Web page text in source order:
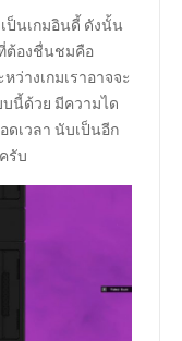
ป็นเกมอินดี้ ดังนั้น
ต้องชื่นชมคือ
ว่างเกมเราอาจจะ
นี้ด้วย มีความได
เวลา นับเป็นอีก
รับ